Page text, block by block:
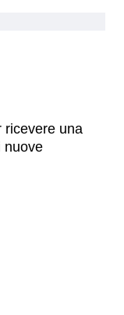
ricevere una
nuove